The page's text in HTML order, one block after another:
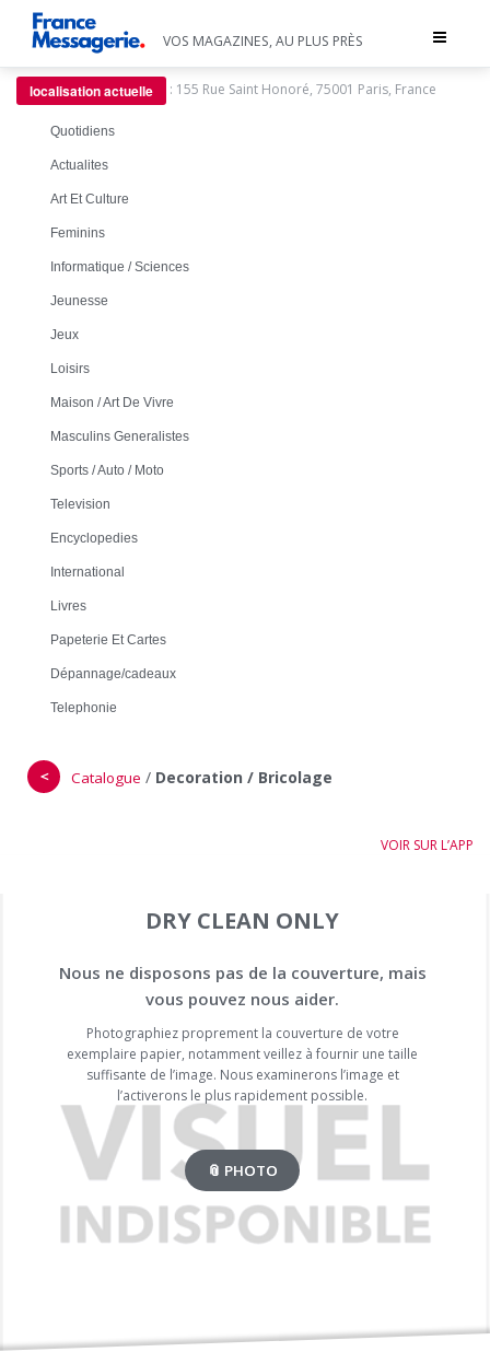
Toggle
VOS MAGAZINES, AU PLUS PRÈS
localisation actuelle : 155 Rue Saint Honoré, 75001 Paris, France
Quotidiens
Actualites
Art Et Culture
Feminins
Informatique / Sciences
Jeunesse
Jeux
Loisirs
Maison / Art De Vivre
Masculins Generalistes
Sports / Auto / Moto
Television
Encyclopedies
International
Livres
Papeterie Et Cartes
Dépannage/cadeaux
Telephonie
＜ Catalogue / Decoration / Bricolage
VOIR SUR L’APP
DRY CLEAN ONLY
Nous ne disposons pas de la couverture, mais
vous pouvez nous aider.
Photographiez proprement la couverture de votre
exemplaire papier, notamment veillez à fournir une taille
suffisante de l’image. Nous examinerons l’image et
l’activerons le plus rapidement possible.
📎 PHOTO